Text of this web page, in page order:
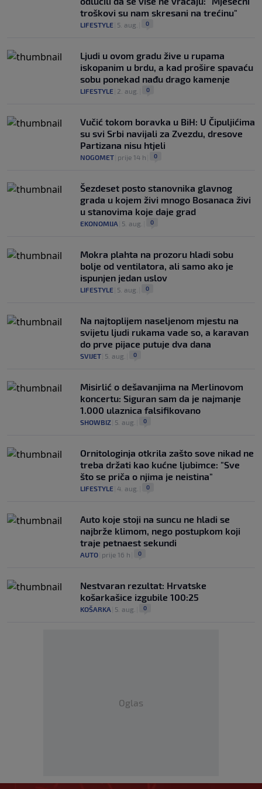
troškovi su nam skresani na trećinu"
LIFESTYLE 5. aug. 0
Ljudi u ovom gradu žive u rupama
iskopanim u brdu, a kad prošire spavaću
sobu ponekad nađu drago kamenje
LIFESTYLE 2. aug. 0
Vučić tokom boravka u BiH: U Čipuljićima
su svi Srbi navijali za Zvezdu, dresove
Partizana nisu htjeli
NOGOMET prije 14 h 0
Šezdeset posto stanovnika glavnog
grada u kojem živi mnogo Bosanaca živi
u stanovima koje daje grad
EKONOMIJA 5. aug. 0
Mokra plahta na prozoru hladi sobu
bolje od ventilatora, ali samo ako je
ispunjen jedan uslov
LIFESTYLE 5. aug. 0
Na najtoplijem naseljenom mjestu na
svijetu ljudi rukama vade so, a karavan
do prve pijace putuje dva dana
SVIJET 5. aug. 0
Misirlić o dešavanjima na Merlinovom
koncertu: Siguran sam da je najmanje
1.000 ulaznica falsifikovano
SHOWBIZ 5. aug. 0
Ornitologinja otkrila zašto sove nikad ne
treba držati kao kućne ljubimce: "Sve
što se priča o njima je neistina"
LIFESTYLE 4. aug. 0
Auto koje stoji na suncu ne hladi se
najbrže klimom, nego postupkom koji
traje petnaest sekundi
AUTO prije 16 h 0
Nestvaran rezultat: Hrvatske
košarkašice izgubile 100:25
KOŠARKA 5. aug. 0
Oglas